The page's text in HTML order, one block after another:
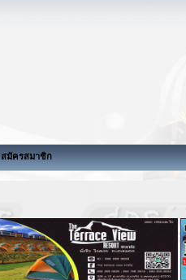
สมัครสมาชิก